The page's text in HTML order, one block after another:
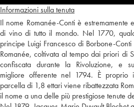
Informazioni sulla tenuta
Il nome Romanée-Conti è estremamente
di vino di tutto il mondo. Nel 1770,
principe Luigi Francesco di Borbone-
Romanée, coltivata al tempo dai priori di
confiscata durante la Rivoluzione, e
migliore offerente nel 1794. È proprio
parcella di 1,8 ettari viene ribattezzata
il nome a una delle più prestigiose tenute